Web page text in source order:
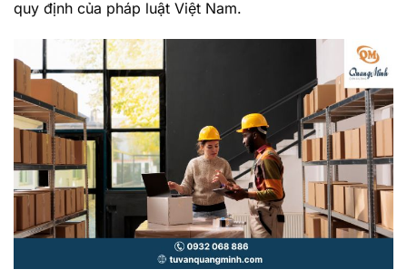
quy định của pháp luật Việt Nam.